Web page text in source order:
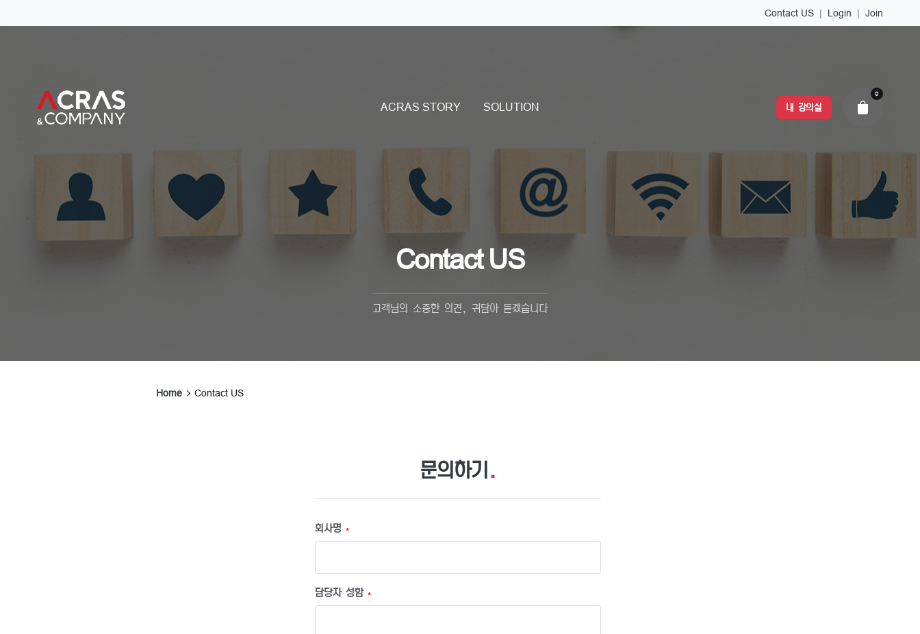
Join
|
Login
|
Contact US
ACRAS STORY SOLUTION 내 강의실
0
Contact US
고객님의 소중한 의견, 귀담아 듣겠습니다
Home Contact US
문의하기 .
회사명 *
담당자 성함 *